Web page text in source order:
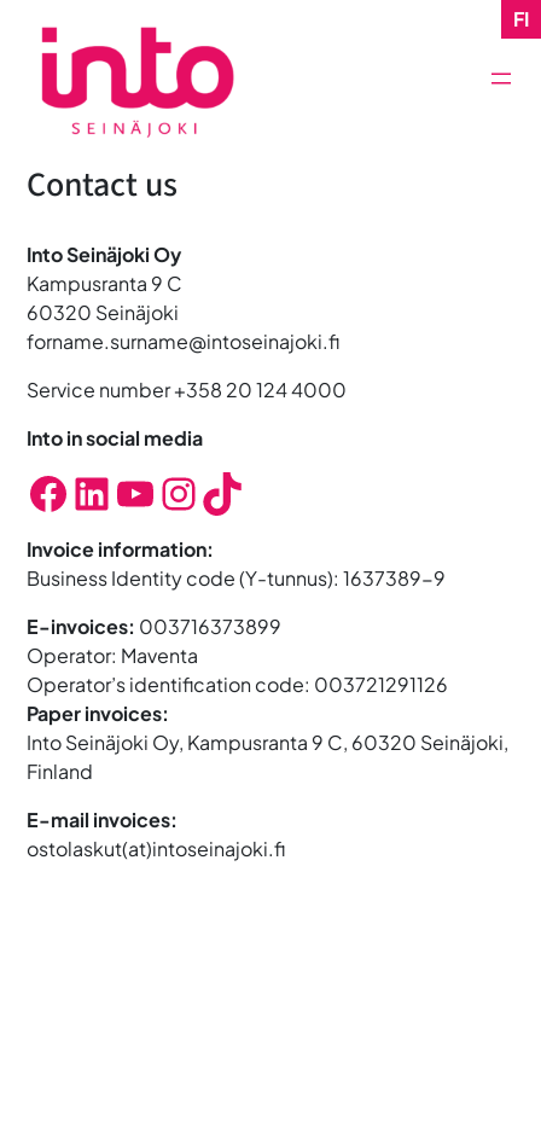
FI
Contact us
Into Seinäjoki Oy
Kampusranta 9 C
60320 Seinäjoki
forname.surname@intoseinajoki.fi
Service number +358 20 124 4000
Into in social media
Facebook LinkedIn YouTube InstagramTikTok
Invoice information:
Business Identity code (Y-tunnus): 1637389-9
E-invoices: 003716373899
Operator: Maventa
Operator’s identification code: 003721291126
Paper invoices:
Into Seinäjoki Oy, Kampusranta 9 C, 60320 Seinäjoki,
Finland
E-mail invoices:
ostolaskut(at)intoseinajoki.fi